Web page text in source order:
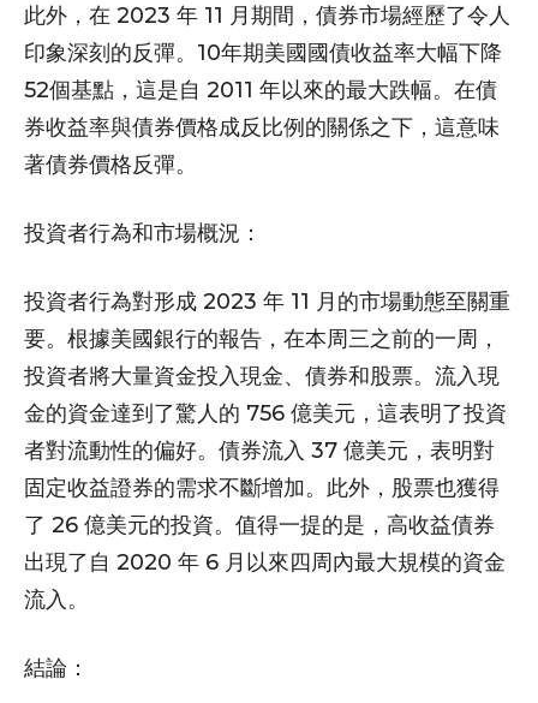
此外，在 2023 年 11 月期間，債券市場經歷了令人
印象深刻的反彈。10年期美國國債收益率大幅下降
52個基點，這是自 2011 年以來的最大跌幅。在債
券收益率與債券價格成反比例的關係之下，這意味
著債券價格反彈。
投資者行為和市場概況：
投資者行為對形成 2023 年 11 月的市場動態至關重
要。根據美國銀行的報告，在本周三之前的一周，
投資者將大量資金投入現金、債券和股票。流入現
金的資金達到了驚人的 756 億美元，這表明了投資
者對流動性的偏好。債券流入 37 億美元，表明對
固定收益證券的需求不斷增加。此外，股票也獲得
了 26 億美元的投資。值得一提的是，高收益債券
出現了自 2020 年 6 月以來四周內最大規模的資金
流入。
結論：